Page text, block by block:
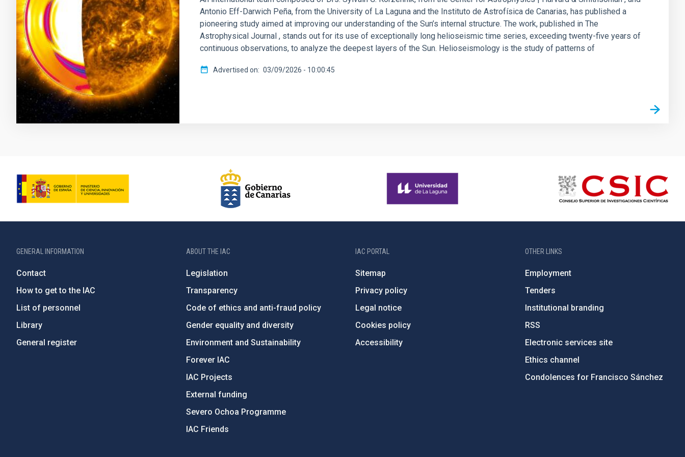
Antonio Eff-Darwich Peña, from the University of La Laguna and the Instituto de Astrofísica de Canarias, has published a
pioneering study aimed at improving our understanding of the Sun’s internal structure. The work, published in The
Astrophysical Journal , stands out for its use of exceptionally long helioseismic time series, exceeding twenty-five years of
continuous observations, to analyze the deepest layers of the Sun. Helioseismology is the study of patterns of
Advertised on 03/09/2026 - 10:00:45
GENERAL INFORMATION
Contact
How to get to the IAC
List of personnel
Library
General register
ABOUT THE IAC
Legislation
Transparency
Code of ethics and anti-fraud policy
Gender equality and diversity
Environment and Sustainability
Forever IAC
IAC Projects
External funding
Severo Ochoa Programme
IAC Friends
IAC PORTAL
Sitemap
Privacy policy
Legal notice
Cookies policy
Accessibility
OTHER LINKS
Employment
Tenders
Institutional branding
RSS
Electronic services site
Ethics channel
Condolences for Francisco Sánchez